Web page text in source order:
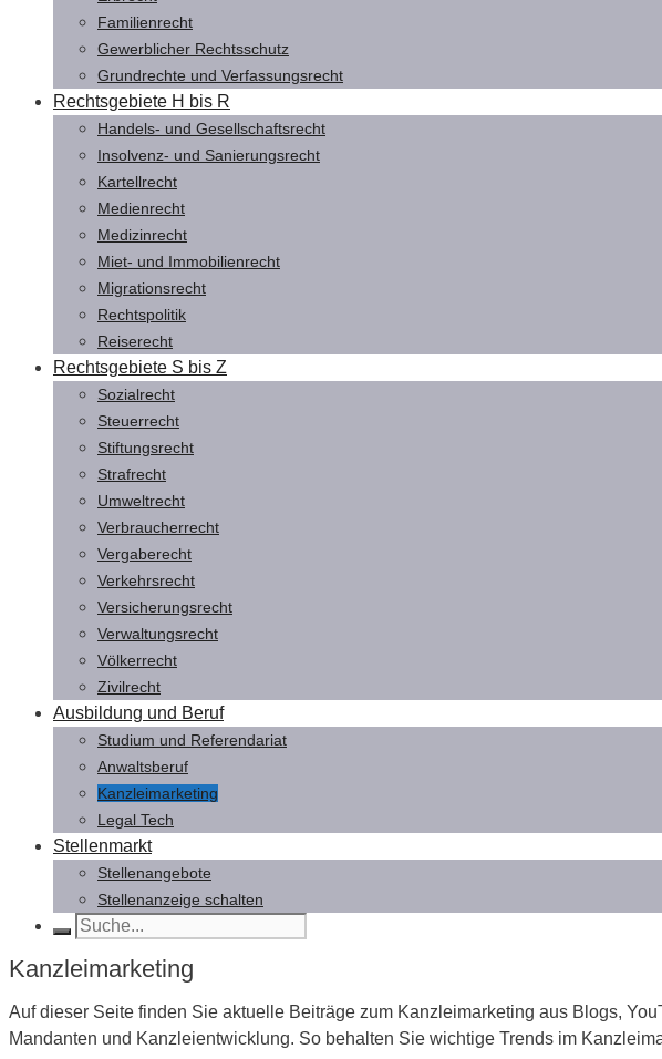
Familienrecht
Gewerblicher Rechtsschutz
Grundrechte und Verfassungsrecht
Rechtsgebiete H bis R
Handels- und Gesellschaftsrecht
Insolvenz- und Sanierungsrecht
Kartellrecht
Medienrecht
Medizinrecht
Miet- und Immobilienrecht
Migrationsrecht
Rechtspolitik
Reiserecht
Rechtsgebiete S bis Z
Sozialrecht
Steuerrecht
Stiftungsrecht
Strafrecht
Umweltrecht
Verbraucherrecht
Vergaberecht
Verkehrsrecht
Versicherungsrecht
Verwaltungsrecht
Völkerrecht
Zivilrecht
Ausbildung und Beruf
Studium und Referendariat
Anwaltsberuf
Kanzleimarketing
Legal Tech
Stellenmarkt
Stellenangebote
Stellenanzeige schalten
Kanzleimarketing
Auf dieser Seite finden Sie aktuelle Beiträge zum Kanzleimarketing aus Blogs,
Mandanten und Kanzleientwicklung. So behalten Sie wichtige Trends im